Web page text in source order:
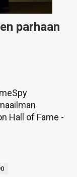
parhaan
Hall of Fame -